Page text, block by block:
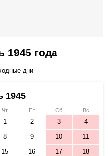
1945 года
дни
1945
Чт Пт Сб
Вс
1 2 3 4
8 9 10 11
15 16 17 18